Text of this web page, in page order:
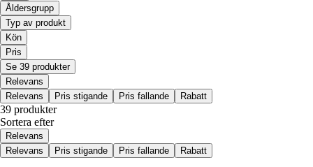
Åldersgrupp
Typ av produkt
Kön
Pris
Se 39 produkter
Relevans
Relevans
Pris stigande Pris fallande Rabatt
39 produkter
Sortera efter
Relevans
Relevans
Pris stigande Pris fallande Rabatt